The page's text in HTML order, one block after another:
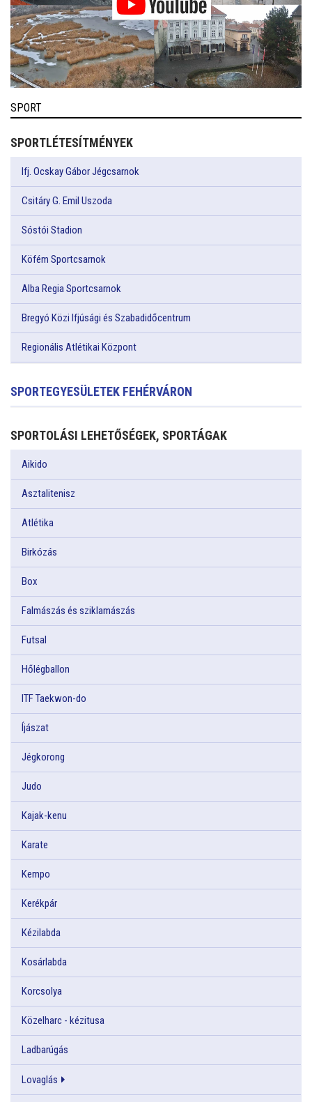
SPORT
SPORTLÉTESÍTMÉNYEK
Ifj. Ocskay Gábor Jégcsarnok
Csitáry G. Emil Uszoda
Sóstói Stadion
Köfém Sportcsarnok
Alba Regia Sportcsarnok
Bregyó Közi Ifjúsági és Szabadidőcentrum
Regionális Atlétikai Központ
SPORTEGYESÜLETEK FEHÉRVÁRON
SPORTOLÁSI LEHETŐSÉGEK, SPORTÁGAK
Aikido
Asztalitenisz
Atlétika
Birkózás
Box
Falmászás és sziklamászás
Futsal
Hőlégballon
ITF Taekwon-do
Íjászat
Jégkorong
Judo
Kajak-kenu
Karate
Kempo
Kerékpár
Kézilabda
Kosárlabda
Korcsolya
Közelharc - kézitusa
Ladbarúgás
Lovaglás